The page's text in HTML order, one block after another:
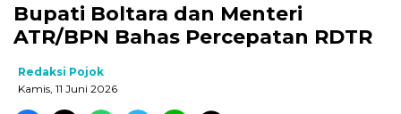
Bupati Boltara dan Menteri
ATR/BPN Bahas Percepatan RDTR
Redaksi Pojok
Kamis, 11 Juni 2026